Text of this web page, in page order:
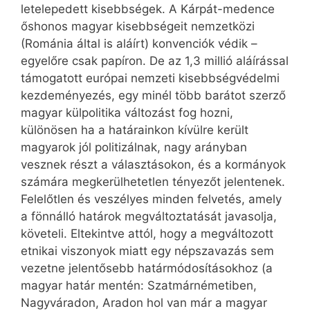
letelepedett kisebbségek. A Kárpát-medence
őshonos magyar kisebbségeit nemzetközi
(Románia által is aláírt) konvenciók védik –
egyelőre csak papíron. De az 1,3 millió aláírással
támogatott európai nemzeti kisebbségvédelmi
kezdeményezés, egy minél több barátot szerző
magyar külpolitika változást fog hozni,
különösen ha a határainkon kívülre került
magyarok jól politizálnak, nagy arányban
vesznek részt a választásokon, és a kormányok
számára megkerülhetetlen tényezőt jelentenek.
Felelőtlen és veszélyes minden felvetés, amely
a fönnálló határok megváltoztatását javasolja,
követeli. Eltekintve attól, hogy a megváltozott
etnikai viszonyok miatt egy népszavazás sem
vezetne jelentősebb határmódosításokhoz (a
magyar határ mentén: Szatmárnémetiben,
Nagyváradon, Aradon hol van már a magyar